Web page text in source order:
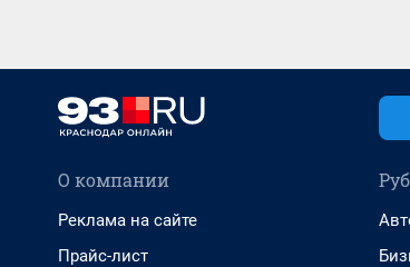
О компании
Реклама на сайте
Прайс-лист